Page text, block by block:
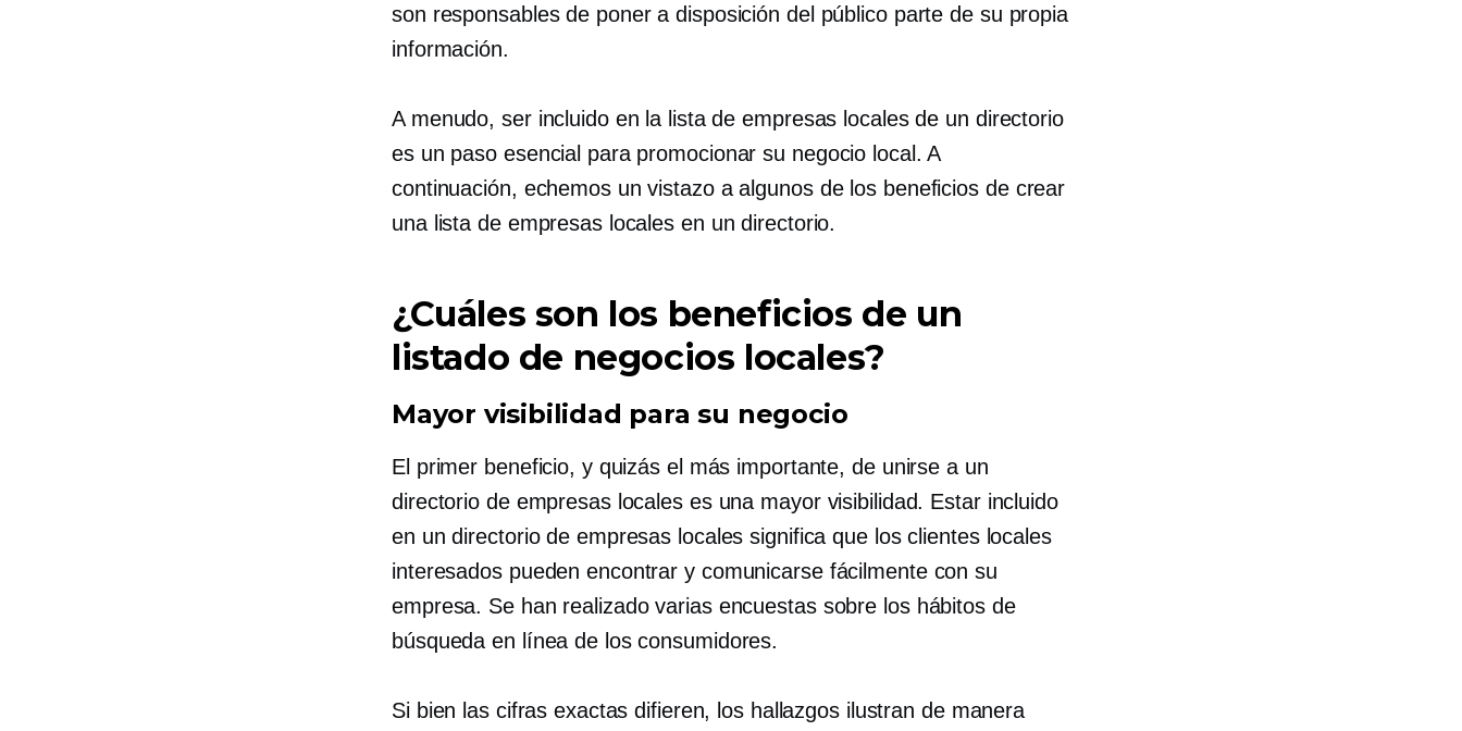
son responsables de poner a disposición del público parte de su propia
información.
A menudo, ser incluido en la lista de empresas locales de un directorio
es un paso esencial para promocionar su negocio local. A
continuación, echemos un vistazo a algunos de los beneficios de crear
una lista de empresas locales en un directorio.
¿Cuáles son los beneficios de un
listado de negocios locales?
Mayor visibilidad para su negocio
El primer beneficio, y quizás el más importante, de unirse a un
directorio de empresas locales es una mayor visibilidad. Estar incluido
en un directorio de empresas locales significa que los clientes locales
interesados ​​pueden encontrar y comunicarse fácilmente con su
empresa. Se han realizado varias encuestas sobre los hábitos de
búsqueda en línea de los consumidores.
Si bien las cifras exactas difieren, los hallazgos ilustran de manera